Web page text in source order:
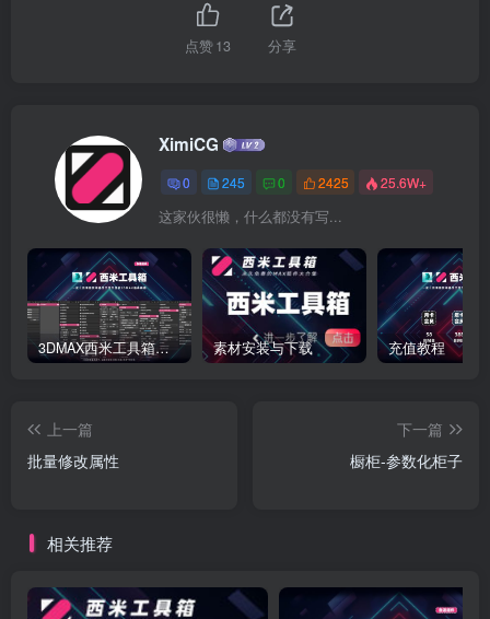
点赞13 分享
XimiCG
0 245 0 2425 25.6W+
这家伙很懒，什么都没有写...
3DMAX西米工具箱下载 素材安装与下载 充值教程
上一篇
批量修改属性
下一篇
橱柜-参数化柜子
相关推荐